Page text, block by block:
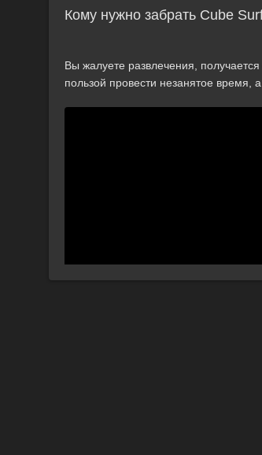
Кому нужно забрать Cube
Вы жалуете развлечения,
пользой провести незанятое время,